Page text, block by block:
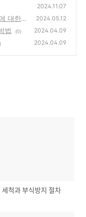
2024.11.07
대한
2024.05.12
법 (0) 2024.04.09
2024.04.09
세척과 부식방지 절차